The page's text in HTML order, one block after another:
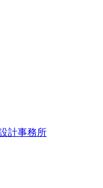
計事務所